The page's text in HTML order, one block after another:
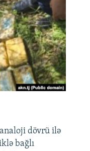
dövrü ilə
bağlı